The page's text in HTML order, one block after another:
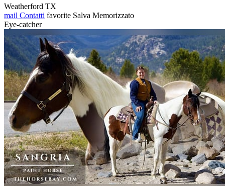
Weatherford TX
mail Contatti favorite Salva Memorizzato
Eye-catcher